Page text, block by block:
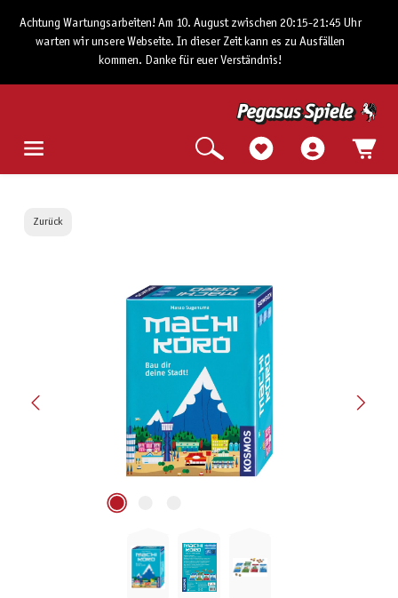
Achtung Wartungsarbeiten! Am 10. August zwischen 20:15-21:45 Uhr
warten wir unsere Webseite. In dieser Zeit kann es zu Ausfällen
kommen. Danke für euer Verständnis!
Zurück
Bildergalerie überspringen